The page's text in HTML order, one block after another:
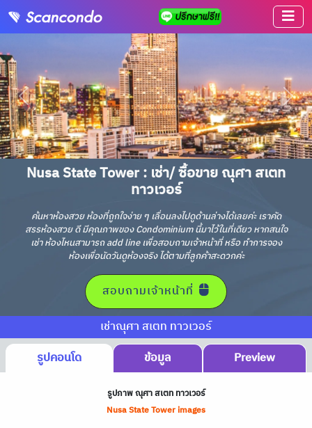
Nusa State Tower : เช่า/ ซื้อขาย ณุศา สเตท
ทาวเวอร์
ค้นหาห้องสวย ห้องที่ถูกใจง่าย ๆ เลื่อนลงไปดูด้านล่างได้เลยค่ะ เราคัด
สรรห้องสวย ดี มีคุณภาพของ Condominium นี้มาไว้ในที่เดียว หากสนใจ
เช่า ห้องไหนสามารถ add line เพื่อสอบถามเจ้าหน้าที่ หรือ ทำการจอง
ห้องเพื่อนัดวันดูห้องจริง ได้ตามที่ลูกค้าสะดวกค่ะ
สอบถามเจ้าหน้าที่
เช่าณุศา สเตท ทาวเวอร์
รูปคอนโด
ข้อมูล Preview
รูปภาพ ณุศา สเตท ทาวเวอร์
Nusa State Tower images